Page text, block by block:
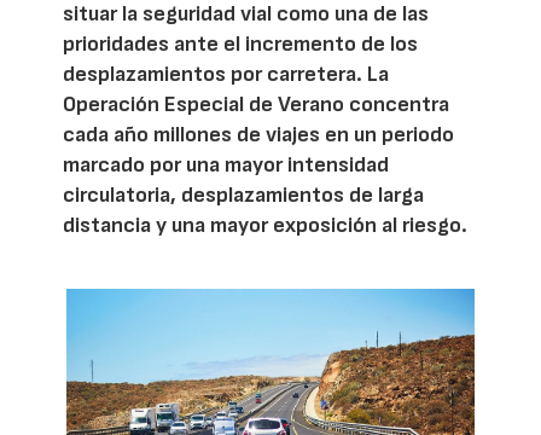
situar la seguridad vial como una de las
prioridades ante el incremento de los
desplazamientos por carretera. La
Operación Especial de Verano concentra
cada año millones de viajes en un periodo
marcado por una mayor intensidad
circulatoria, desplazamientos de larga
distancia y una mayor exposición al riesgo.